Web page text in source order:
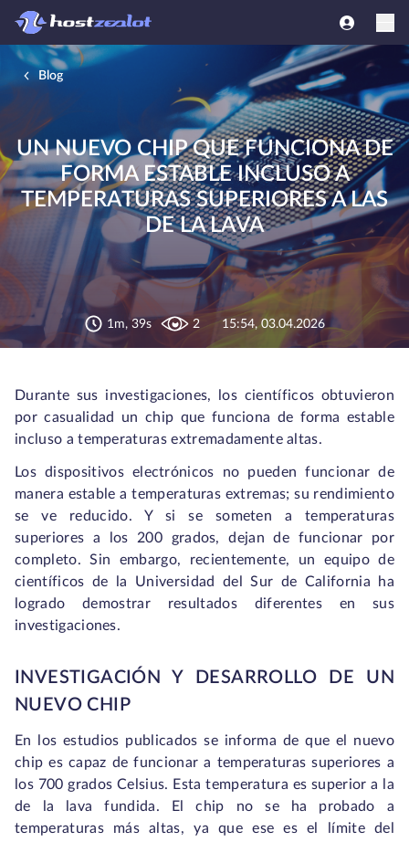
Blog
UN NUEVO CHIP QUE FUNCIONA DE
FORMA ESTABLE INCLUSO A
TEMPERATURAS SUPERIORES A LAS
DE LA LAVA
1m, 39s 2 15:54, 03.04.2026
Durante sus investigaciones, los científicos obtuvieron
por casualidad un chip que funciona de forma estable
incluso a temperaturas extremadamente altas.
Los dispositivos electrónicos no pueden funcionar de
manera estable a temperaturas extremas; su rendimiento
se ve reducido. Y si se someten a temperaturas
superiores a los 200 grados, dejan de funcionar por
completo. Sin embargo, recientemente, un equipo de
científicos de la Universidad del Sur de California ha
logrado demostrar resultados diferentes en sus
investigaciones.
INVESTIGACIÓN Y DESARROLLO DE UN
NUEVO CHIP
En los estudios publicados se informa de que el nuevo
chip es capaz de funcionar a temperaturas superiores a
los 700 grados Celsius. Esta temperatura es superior a la
de la lava fundida. El chip no se ha probado a
temperaturas más altas, ya que ese es el límite del